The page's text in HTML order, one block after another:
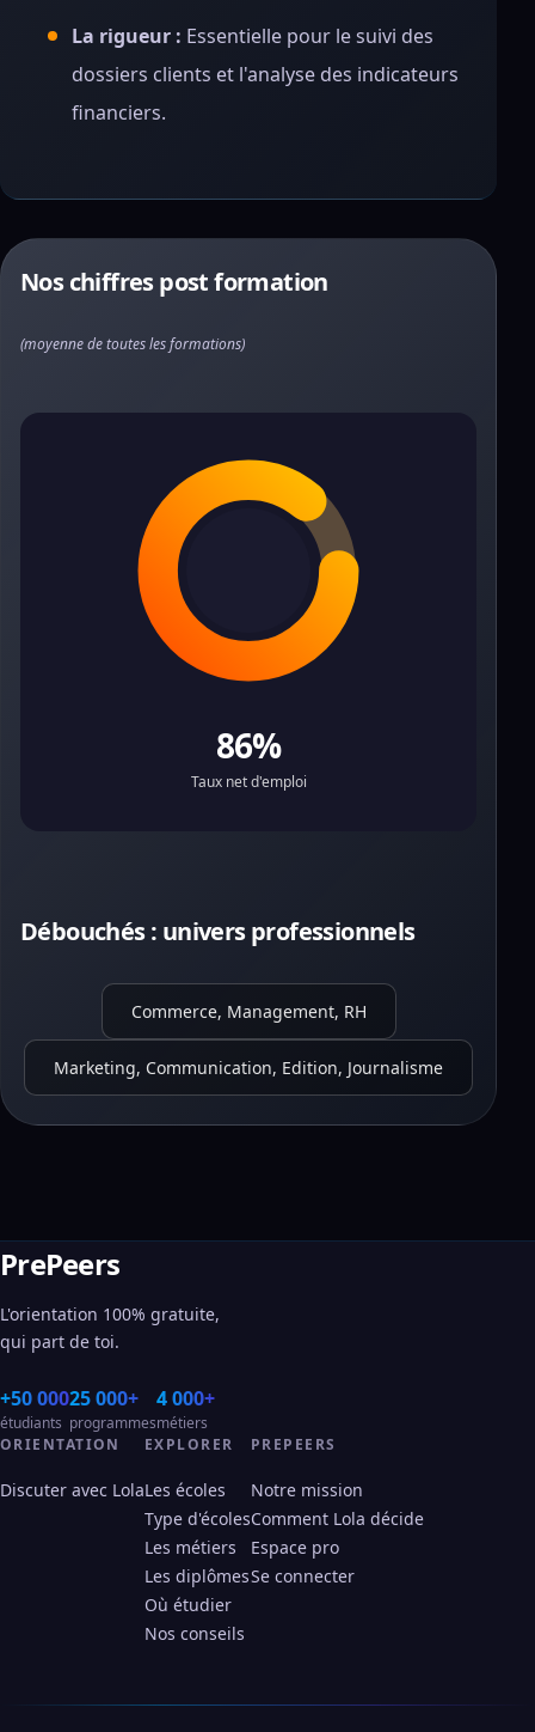
La rigueur : Essentielle pour le suivi des
dossiers clients et l'analyse des indicateurs
financiers.
Nos chiffres post formation
(moyenne de toutes les formations)
86%
Taux net d'emploi
Débouchés : univers professionnels
Commerce, Management, RH
Marketing, Communication, Edition, Journalisme
PrePeers
L'orientation 100% gratuite,
qui part de toi.
+50 000
étudiants
25 000+
programmes
4 000+
métiers
ORIENTATION
Discuter avec Lola
EXPLORER
Les écoles
Type d'écoles
Les métiers
Les diplômes
Où étudier
Nos conseils
PREPEERS
Notre mission
Comment Lola décide
Espace pro
Se connecter